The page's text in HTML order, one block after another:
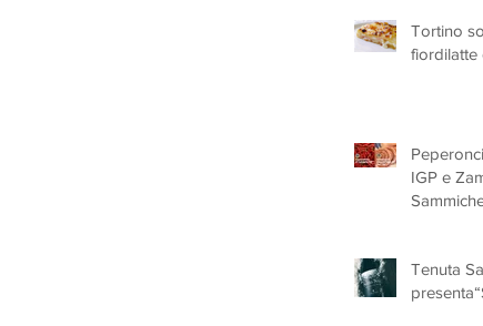
Tortino
fiordilatte
IGP e
Tenuta